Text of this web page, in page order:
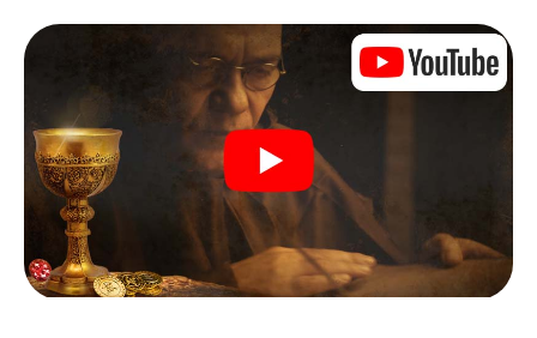
chi ha quello che serve per essere un code breaker? Nella
nostra caccia al tesoro a Bad Vöslau c'è un ruolo adatto
per ogni giocatore.
Una volta assegnati i ruoli, può iniziare la caccia al tesoro
del thriller poliziesco a Bad Vöslau: puoi decifrare codici
crittografati, risolvere complicati compiti logici e cercare
indizi, indizi in vari luoghi della città. Il suo smartphone è il
suo strumento di indagine più importante: la nostra app
web sviluppata appositamente le consente di interrogare
le persone di contatto ed esaminare stringhe
enigmatiche, la aiuta a raccogliere oggetti e la guida in